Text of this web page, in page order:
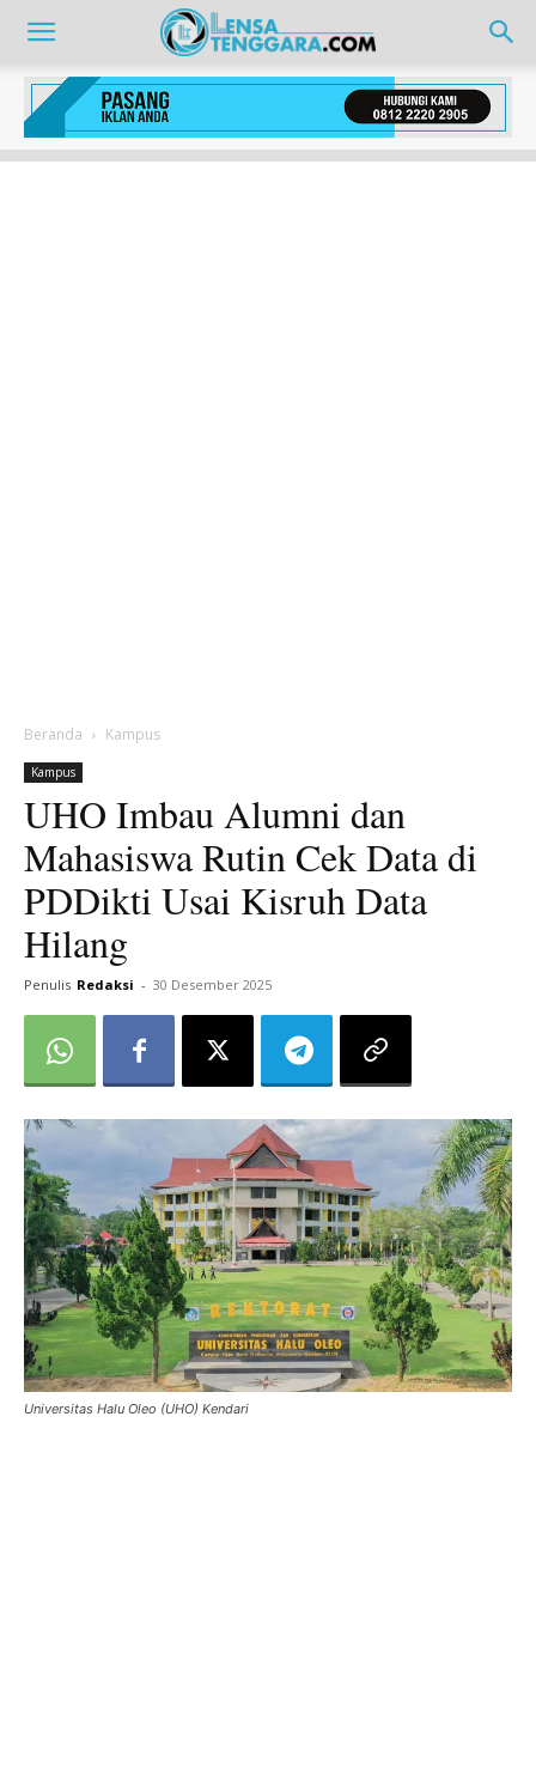
Beranda Kampus
Kampus
UHO Imbau Alumni dan
Mahasiswa Rutin Cek Data di
PDDikti Usai Kisruh Data
Hilang
Penulis Redaksi - 30 Desember 2025
Universitas Halu Oleo (UHO) Kendari